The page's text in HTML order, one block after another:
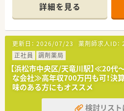
＼＼ライフイベントがあっても
■グループ含め、従業員の約半数
管理薬剤師として活躍中の女性
上を目指せる環境もあります。
■働きやすい職場環境をつくるた
産休・育休制度を充実させ、実
復帰後、パート社員への転換の
もちろん、正社員でのフルタイ
す。
■育児休業からの社会復帰・現場
丁寧な教育・指導、勤務管理な
詳細を見る
更新日： 2026/07/23 薬剤師求人ID：
正社員
調剤薬局
【浜松市中央区/天竜川駅】≪20代
な会社≫高年収700万円も可！決
味のある方にもオススメ
検討リスト